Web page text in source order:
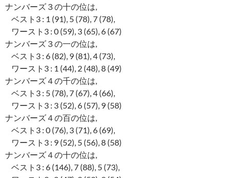
ナンバーズ３の十の位は,
ベスト3 : 1 (91), 5 (78), 7 (78),
ワースト3 : 0 (59), 3 (65), 6 (67)
ナンバーズ３の一の位は,
ベスト3 : 6 (82), 9 (81), 4 (73),
ワースト3 : 1 (44), 2 (48), 8 (49)
ナンバーズ４の千の位は,
ベスト3 : 5 (78), 7 (67), 4 (66),
ワースト3 : 3 (52), 6 (57), 9 (58)
ナンバーズ４の百の位は,
ベスト3 : 0 (76), 3 (71), 6 (69),
ワースト3 : 9 (52), 5 (56), 8 (58)
ナンバーズ４の十の位は,
ベスト3 : 6 (146), 7 (88), 5 (73),